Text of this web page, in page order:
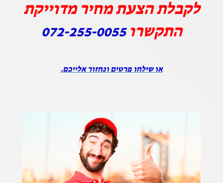
לקבלת הצעת מחיר מדוייקת
התקשרו072-255-0055
או שילחו פרטים ונחזור אלייכם.